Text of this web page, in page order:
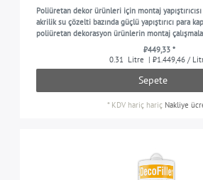
Poliüretan dekor ürünleri için montaj
akrilik su çözelti bazında güçlü yapıştırıcı para
poliüretan dekorasyon ürünlerin montaj
₺449,33 *
0.31 Litre | ₺1.449,46 /
Sepete
* KDV hariç hariç Nakliye